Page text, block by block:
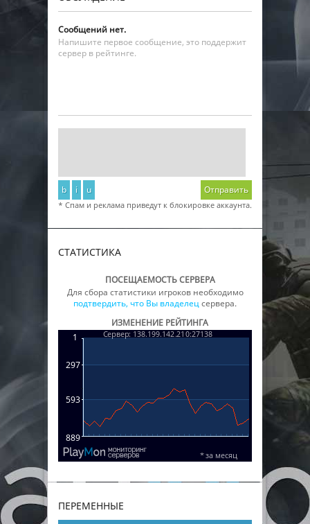
Сообщений нет.
Напишите первое сообщение, это поддержит
сервер в рейтинге.
b i u Отправить
* Спам и реклама приведут к блокировке аккаунта.
СТАТИСТИКА
ПОСЕЩАЕМОСТЬ СЕРВЕРА
Для сбора статистики игроков необходимо
подтвердить, что Вы владелецсервера.
ИЗМЕНЕНИЕ РЕЙТИНГА
ПЕРЕМЕННЫЕ